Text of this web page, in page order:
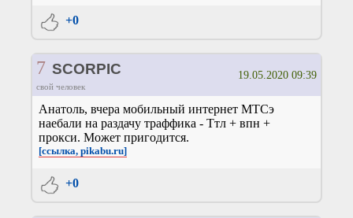
+0
7 SCORPIC
свой человек
19.05.2020 09:39
Анатоль, вчера мобильный интернет МТСэ
наебали на раздачу траффика - Ттл + впн +
прокси. Может пригодится.
[ссылка, pikabu.ru]
+0